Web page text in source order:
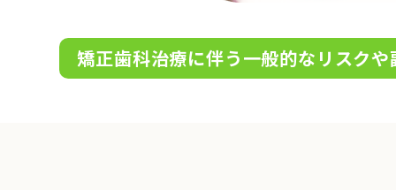
矯正歯科治療に伴う一般的なリスク